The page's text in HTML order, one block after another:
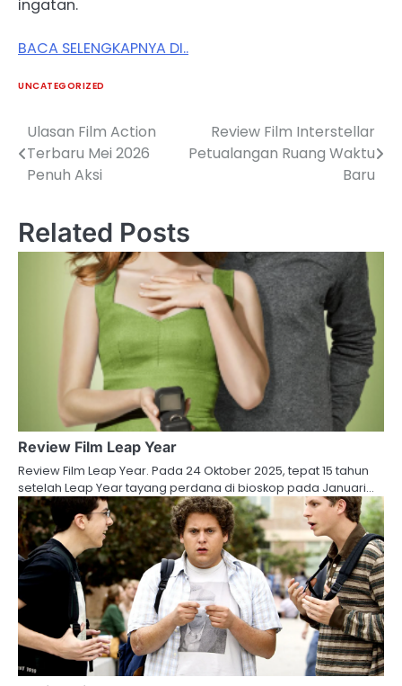
ingatan.
BACA SELENGKAPNYA DI..
UNCATEGORIZED
Post
navigation
Ulasan Film Action
Terbaru Mei 2026
Penuh Aksi
Review Film Interstellar
Petualangan Ruang Waktu
Baru
Related Posts
Review Film Leap Year
Review Film Leap Year. Pada 24 Oktober 2025, tepat 15 tahun
setelah Leap Year tayang perdana di bioskop pada Januari…